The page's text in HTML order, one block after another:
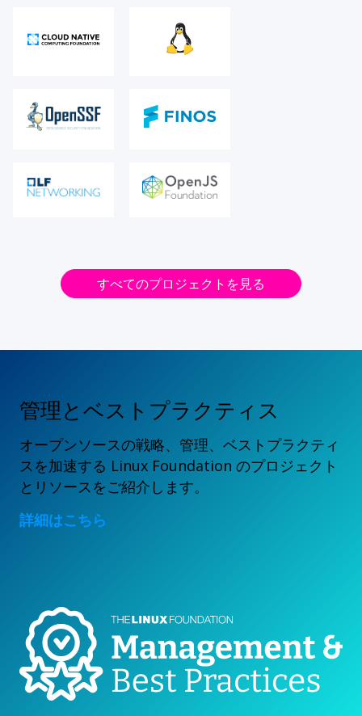
すべてのプロジェクトを見る
管理とベストプラクティス
オープンソースの戦略、管理、ベストプラクティ
スを加速する Linux Foundation のプロジェクト
とリソースをご紹介します。
詳細はこちら